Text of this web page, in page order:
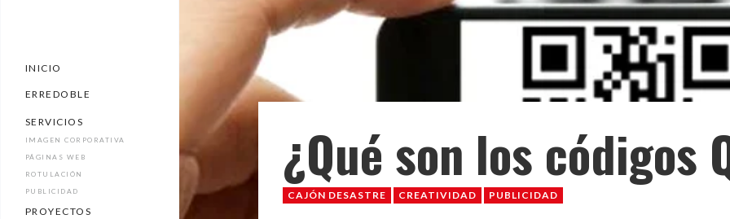
INICIO
ERREDOBLE
SERVICIOS
IMAGEN CORPORATIVA
PÁGINAS WEB
ROTULACIÓN
PUBLICIDAD
PROYECTOS
¿Qué son los códigos
CAJÓN DESASTRE CREATIVIDAD PUBLICIDAD